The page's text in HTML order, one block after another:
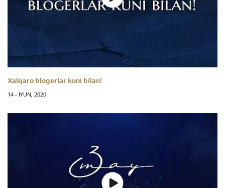
Xalqaro blogerlar kuni bilan!
14 - IYUN, 2020